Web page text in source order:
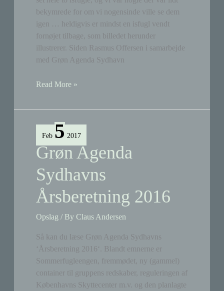
bekymrede for om vi nogensinde ville se dem
igen … heldigvis er mindst en isfugl vendt
fornøjet tilbage, som billedet herunder
illustrerer. Siden Rasmus Offersen i samarbejde
med Grøn Agenda Sydhavn
Isfugl,
og
uden
kasse
Read More »
Feb 5 2017
Grøn Agenda
Sydhavns
Årsberetning 2016
Opslag / ByClaus Andersen
Så kan du læse Grøn Agenda Sydhavns
‘Årsberetning 2016‘. Blandt emnerne er
Sommerfugleengen, fremmødet, ny (gammel)
container til gruppens redskaber, reguleringen af
Københavns Skyttecenter m.v. og den planlagte